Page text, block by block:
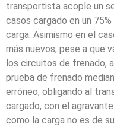
transportista acople un
casos cargado en un
carga. Asimismo en el
más nuevos, pese a que
los circuitos de frenado,
prueba de frenado
erróneo, obligando al
cargado, con el
como la carga no es de